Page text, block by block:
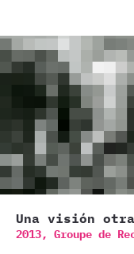
Una visión otra
2013, Groupe de